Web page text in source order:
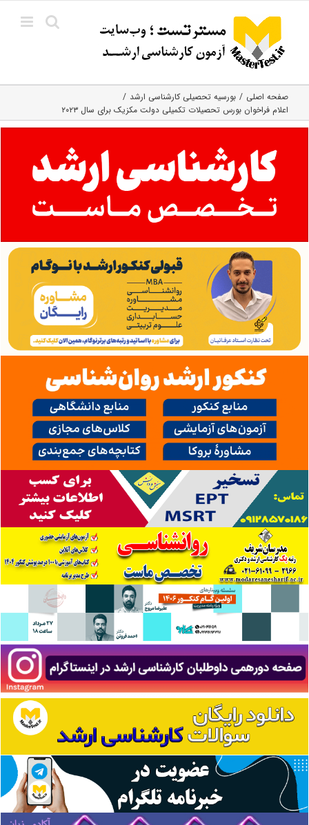
content
صفحه اصلی
بورسیه تحصیلی کارشناسی ارشد
اعلام فراخوان بورس تحصیلات تکمیلی دولت مکزیک برای سال ۲۰۲۳